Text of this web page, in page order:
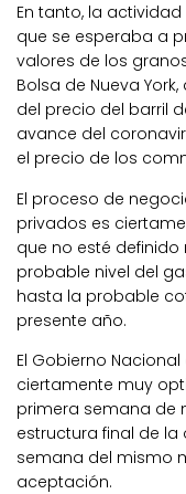
En tanto, la
que se esperaba a
valores de los
Bolsa de Nueva
del precio del barril
avance del
el precio de los
El proceso de
privados es
que no esté definido
probable nivel del
hasta la probable
presente año.
El Gobierno
ciertamente muy
primera semana de
estructura final de
semana del mismo
aceptación.